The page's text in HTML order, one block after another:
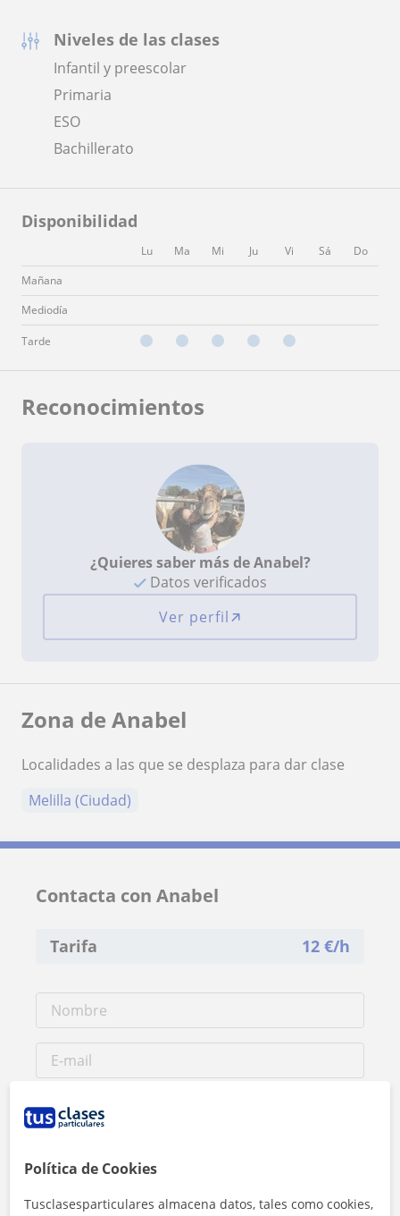
Niveles de las clases
Infantil y preescolar
Primaria
ESO
Bachillerato
Disponibilidad
Lu Ma Mi Ju Vi Sá
Do
Mañana
Mediodía
Tarde
Reconocimientos
¿Quieres saber más de Anabel?
Datos verificados
Ver perfil
Zona de Anabel
Localidades a las que se desplaza para dar clase
Melilla (Ciudad)
Contacta con Anabel
Tarifa 12 €/h
Política de Cookies
Tusclasesparticulares almacena datos, tales como cookies,